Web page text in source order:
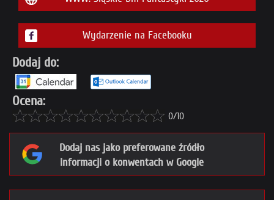
Wydarzenie na Facebooku
Dodaj do:
Ocena:
0/10
Dodaj nas jako preferowane źródło
informacji o konwentach w Google